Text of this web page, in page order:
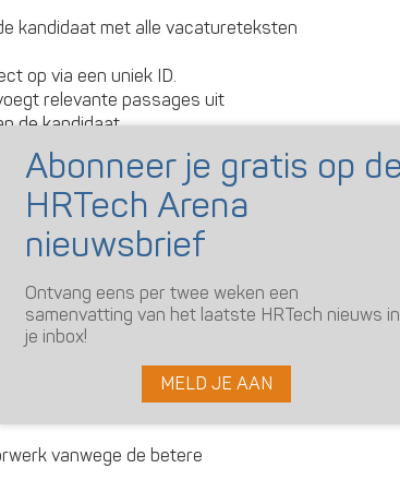
kandidaat met alle vacatureteksten
op via een uniek ID.
relevante passages uit
de kandidaat.
niet alleen snel geschikte vacatures
die is afgestemd op de kandidaat.
hun klant Actief Werkt!, zoals te
recruiter
relevante vacatures.
direct harde eisen met
vanwege de betere
Ontvang eens per twee weken een
samenvatting van het laatste HRTech nieuws in
je inbox!
MELD JE AAN